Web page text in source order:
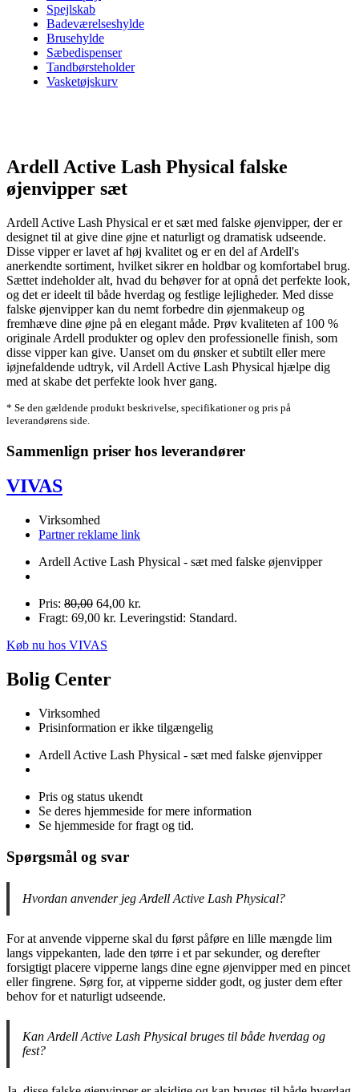
Spejlskab
Badeværelseshylde
Brusehylde
Sæbedispenser
Tandbørsteholder
Vasketøjskurv
Ardell Active Lash Physical falske
øjenvipper sæt
Ardell Active Lash Physical er et sæt med falske øjenvipper, der er
designet til at give dine øjne et naturligt og dramatisk udseende.
Disse vipper er lavet af høj kvalitet og er en del af Ardell's
anerkendte sortiment, hvilket sikrer en holdbar og komfortabel brug.
Sættet indeholder alt, hvad du behøver for at opnå det perfekte look,
og det er ideelt til både hverdag og festlige lejligheder. Med disse
falske øjenvipper kan du nemt forbedre din øjenmakeup og
fremhæve dine øjne på en elegant måde. Prøv kvaliteten af 100 %
originale Ardell produkter og oplev den professionelle finish, som
disse vipper kan give. Uanset om du ønsker et subtilt eller mere
iøjnefaldende udtryk, vil Ardell Active Lash Physical hjælpe dig
med at skabe det perfekte look hver gang.
* Se den gældende produkt beskrivelse, specifikationer og pris på
leverandørens side.
Sammenlign priser hos leverandører
VIVAS
Virksomhed
Partner reklame link
Ardell Active Lash Physical - sæt med falske øjenvipper
Pris: 80,00 64,00 kr.
Fragt: 69,00 kr. Leveringstid: Standard.
Køb nu hos VIVAS
Bolig Center
Virksomhed
Prisinformation er ikke tilgængelig
Ardell Active Lash Physical - sæt med falske øjenvipper
Pris og status ukendt
Se deres hjemmeside for mere information
Se hjemmeside for fragt og tid.
Spørgsmål og svar
Hvordan anvender jeg Ardell Active Lash Physical?
For at anvende vipperne skal du først påføre en lille mængde lim
langs vippekanten, lade den tørre i et par sekunder, og derefter
forsigtigt placere vipperne langs dine egne øjenvipper med en pincet
eller fingrene. Sørg for, at vipperne sidder godt, og juster dem efter
behov for et naturligt udseende.
Kan Ardell Active Lash Physical bruges til både hverdag og
fest?